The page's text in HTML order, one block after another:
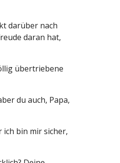
darüber nach
daran hat,
übertriebene
du auch, Papa,
ich bin mir sicher,